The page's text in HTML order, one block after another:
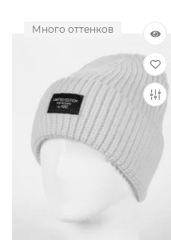
Много оттенков